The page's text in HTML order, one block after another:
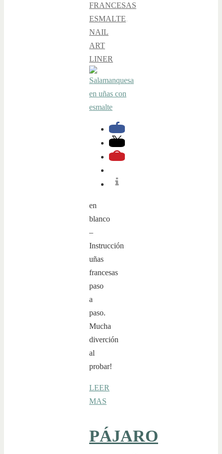
FRANCESAS
ESMALTE,
NAIL
ART
LINER
en
blanco
–
Instrucción
uñas
francesas
paso
a
paso.
Mucha
diverción
al
probar!
LEER
MAS
PÁJARO